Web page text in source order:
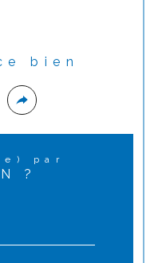
bien
par
?